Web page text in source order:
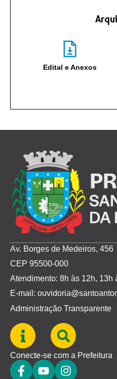
Edital e Anexos
Av. Borges de Medeiros, 456
CEP 95500-000
Atendimento: 8h às 12h, 13h
E-mail:
Administração Transparente
Conecte-se com a Prefeitura